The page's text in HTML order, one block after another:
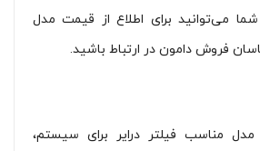
می‌توانید برای اطلاع از قیمت مدل
فروش دامون در ارتباط باشید.
مناسب فیلتر درایر برای سیستم،